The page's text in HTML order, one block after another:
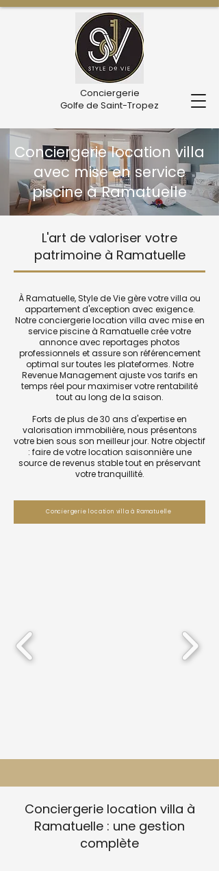
Conciergerie
Golfe de Saint-Tropez
Conciergerie location villa
avec mise en service
piscine à Ramatuelle
L'art de valoriser votre
patrimoine à Ramatuelle
À Ramatuelle, Style de Vie gère votre villa ou
appartement d'exception avec exigence.
Notre conciergerie location villa avec mise en
service piscine à Ramatuelle crée votre
annonce avec reportages photos
professionnels et assure son référencement
optimal sur toutes les plateformes. Notre
Revenue Management ajuste vos tarifs en
temps réel pour maximiser votre rentabilité
tout au long de la saison.
Forts de plus de 30 ans d'expertise en
valorisation immobilière, nous présentons
votre bien sous son meilleur jour. Notre objectif
: faire de votre location saisonnière une
source de revenus stable tout en préservant
votre tranquillité.
Conciergerie location villa à Ramatuelle
Conciergerie location villa à
Ramatuelle : une gestion
complète